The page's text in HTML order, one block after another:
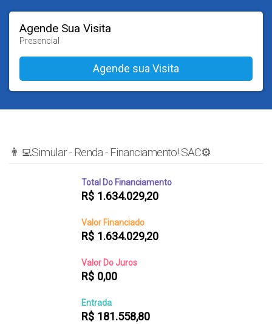
Agende Sua Visita
Presencial
👨‍💻Simular - Renda - Financiamento! SAC⚙️
Total Do Financiamento
R$ 1.634.029,20
Valor Financiado
R$ 1.634.029,20
Valor Do Juros
R$ 0,00
Entrada
R$ 181.558,80